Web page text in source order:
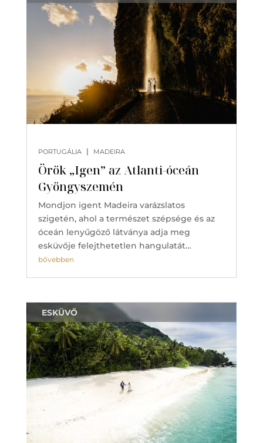
Örök „Igen” az Atlanti-óceán
Gyöngyszemén
PORTUGÁLIA | MADEIRA
Mondjon igent Madeira varázslatos
szigetén, ahol a természet szépsége és az
óceán lenyűgöző látványa adja meg
esküvője felejthetetlen hangulatát…
bővebben
ESKÜVŐ